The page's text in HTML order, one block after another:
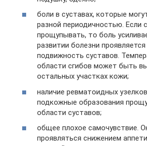
боли в суставах, которые
разной периодичностью. Если
прощупывать, то боль
развитии болезни
подвижность суставов.
области сгибов может быть
остальных участках кожи;
наличие ревматоидных
подкожные образования
области суставов;
общее плохое самочувствие.
проявляться снижением